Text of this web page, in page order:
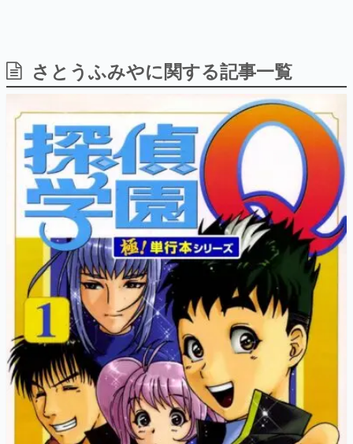
日本のコンテンツ産業やカルチャーに与えた影響を探る企
画です。
日本のモバイルゲーム史における主要なトピック・タイト
ルを網羅するほか、開発者へのインタビューや識者による
解説を掲載。約20年の歴史が一望できる決定版！
若ゲのいたり〜ゲームクリエイターの青春〜
『うつヌケ』『ペンと箸』等で知られるマンガ家・田中圭
一先生によるゲーム業界レポートマンガです。
なんでゲームは面白い？
ゲーム開発者・hamatsu氏がゲームの魅力を画面や操作の
具体的な形から解き明かしていく、硬派で骨太な評論連載
です。
ゲームが変えた日本語
「経験値」「裏技」「ラスボス」… ゲームにまつわる言葉
の起源や用法の変遷を、コンピューター文化史研究家・タ
イニーP氏が徹底調査。
カテゴリ
特集記事
マンガ
さとうふみやに関する記事一覧